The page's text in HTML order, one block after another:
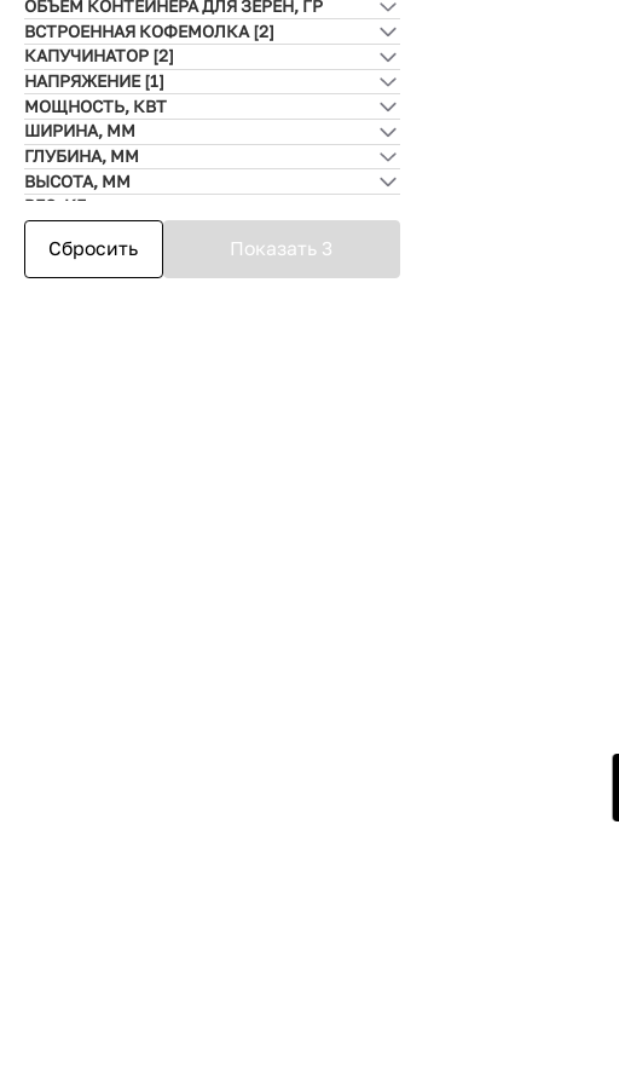
Венгрия
Италия
Нидерланды
Румыния
Швейцария
Швеция
ЕЩЁ 1
Молотый
[3]
Нет
[3]
ОБЪЕМ КОНТЕЙНЕРА ДЛЯ ЗЕРЕН, ГР
ВСТРОЕННАЯ КОФЕМОЛКА [2]
Да
[3]
Нет
КАПУЧИНАТОР [2]
Да
[3]
Нет
НАПРЯЖЕНИЕ[1]
220 В [3]
МОЩНОСТЬ, КВТ
ШИРИНА, ММ
ГЛУБИНА, ММ
ВЫСОТА, ММ
ВЕС, КГ
Сбросить Показать 3